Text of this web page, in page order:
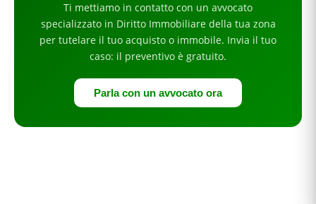
Ti mettiamo in contatto con un avvocato
specializzato in Diritto Immobiliaredella tua zona
per tutelare il tuo acquisto o immobile. Invia il tuo
caso: il preventivo è gratuito.
Parla con un avvocato ora